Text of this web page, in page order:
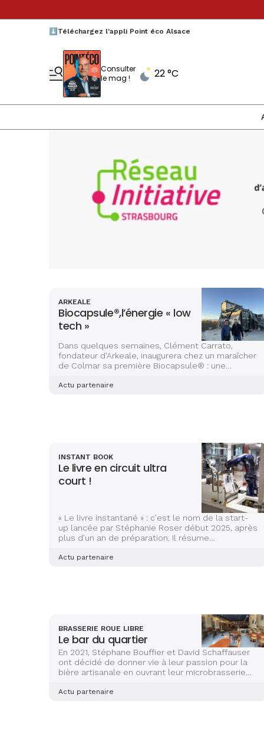
⬇️Téléchargez l'appli Point éco Alsace
Consulter
le mag !
22 °C
ARKEALE
Biocapsule®,l’énergie « low
tech »
Dans quelques semaines, Clément Carrato,
fondateur d'Arkeale, inaugurera chez un maraîcher
de Colmar sa première Biocapsule® : une
biodéchets. Sa promesse ? Produire de du gaz
Actu partenaire
INSTANT BOOK
Le livre en circuit ultra
court !
« Le livre instantané » : c’est le nom de la start-
up lancée par Stéphanie Roser début 2025, après
plus d'un an de préparation. Il résume
livre à la demande, directement en librairie.
Actu partenaire
BRASSERIE ROUE LIBRE
Le bar du quartier
En 2021, Stéphane Bouffier et David Schaffauser
ont décidé de donner vie à leur passion pour la
bière artisanale en ouvrant leur microbrasserie
Lieu de Strasbourg), niché entre Rivetoile et
Actu partenaire